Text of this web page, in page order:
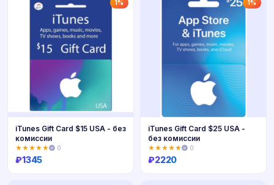
1%
iTunes Gift Card $15 USA - без
комиссии
★★★★★ 0
₽1345
1%
iTunes Gift Card $25 USA -
без комиссии
★★★★★ 0
₽2220